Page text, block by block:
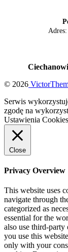
© 2026
Serwis
zgodę na
Ustawienia Cookies
Close
Privacy Overview
This website uses
navigate through
categorized as
essential for the
also use third-party
you use this
only with your